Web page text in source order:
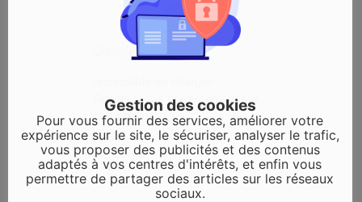
Google Maps correctement sur
cette page.
Ce site Web
vous
appartient ?
OK
Gestion des cookies
Pour vous fournir des services, améliorer votre
expérience sur le site, le sécuriser, analyser le trafic,
vous proposer des publicités et des contenus
adaptés à vos centres d'intérêts, et enfin vous
permettre de partager des articles sur les réseaux
sociaux.